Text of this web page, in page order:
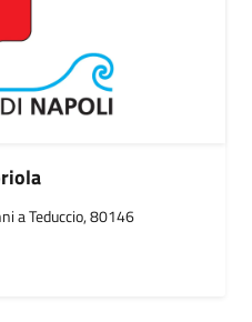
a Teduccio, 80146